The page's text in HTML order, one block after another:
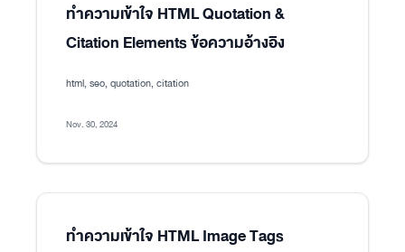
ทำความเข้าใจ HTML Quotation &
Citation Elements ข้อความอ้างอิง
html, seo, quotation, citation
Nov. 30, 2024
ทำความเข้าใจ HTML Image Tags